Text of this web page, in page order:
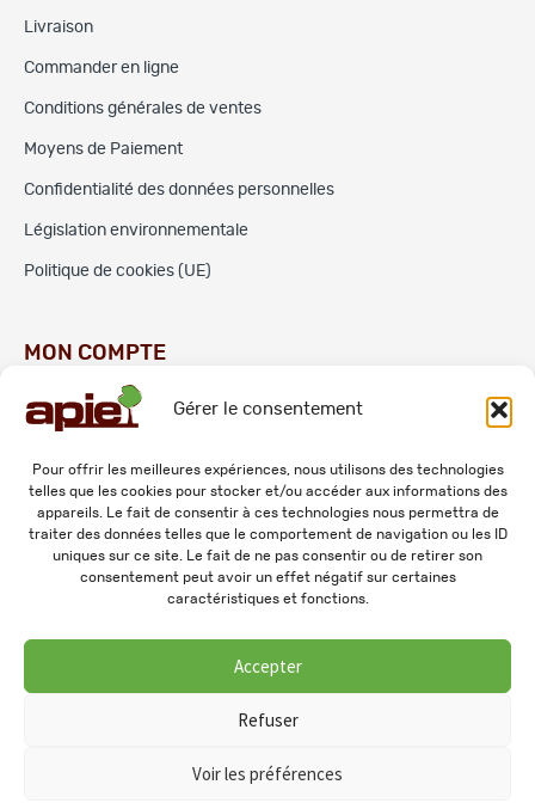
Gérer le consentement
Pour offrir les meilleures expériences, nous utilisons des technologies
telles que les cookies pour stocker et/ou accéder aux informations des
appareils. Le fait de consentir à ces technologies nous permettra de
traiter des données telles que le comportement de navigation ou les ID
uniques sur ce site. Le fait de ne pas consentir ou de retirer son
consentement peut avoir un effet négatif sur certaines
caractéristiques et fonctions.
Accepter
Refuser
Voir les préférences
Livraison
Commander en ligne
Conditions générales de ventes
Moyens de Paiement
Confidentialité des données personnelles
Législation environnementale
Politique de cookies (UE)
MON COMPTE
Commandes
Adresses
Mes informations personnelles
© 2026 APIE. Tous droits réservés.